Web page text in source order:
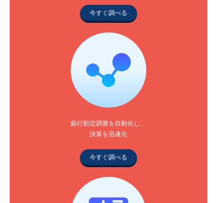
今すぐ調べる
銀行勘定調整を自動化し、
決算を迅速化
今すぐ調べる